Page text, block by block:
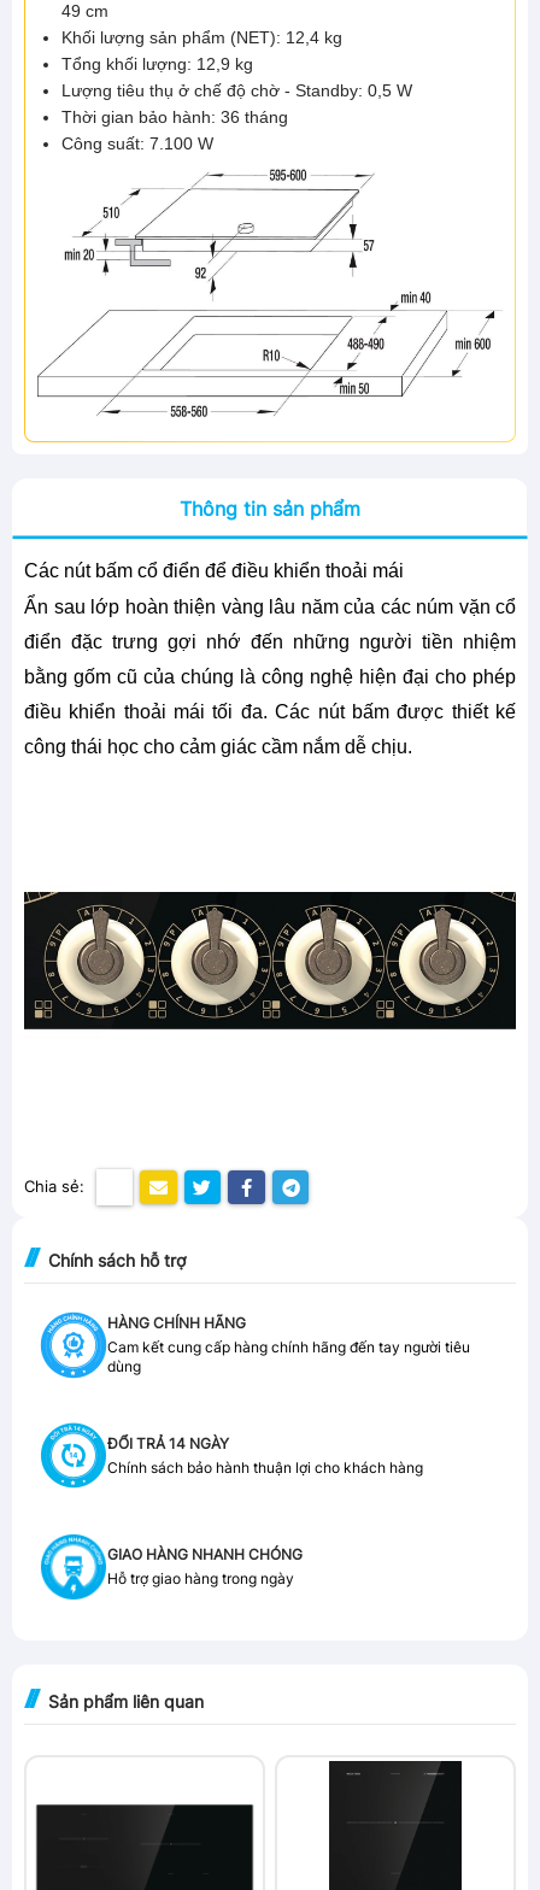
49 cm
Khối lượng sản phẩm (NET): 12,4 kg
Tổng khối lượng: 12,9 kg
Lượng tiêu thụ ở chế độ chờ - Standby: 0,5 W
Thời gian bảo hành: 36 tháng
Công suất: 7.100 W
Thông tin sản phẩm
Các nút bấm cổ điển để điều khiển thoải mái
Ẩn sau lớp hoàn thiện vàng lâu năm của các núm vặn cổ
điển đặc trưng gợi nhớ đến những người tiền nhiệm
bằng gốm cũ của chúng là công nghệ hiện đại cho phép
điều khiển thoải mái tối đa. Các nút bấm được thiết kế
công thái học cho cảm giác cầm nắm dễ chịu.
Chia sẻ:
Chính sách hỗ trợ
HÀNG CHÍNH HÃNG
Cam kết cung cấp hàng chính hãng đến tay người tiêu
dùng
ĐỔI TRẢ 14 NGÀY
Chính sách bảo hành thuận lợi cho khách hàng
GIAO HÀNG NHANH CHÓNG
Hỗ trợ giao hàng trong ngày
Sản phẩm liên quan